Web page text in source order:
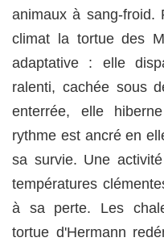
animaux à sang-froid.
climat la tortue des
adaptative : elle
ralenti, cachée sous
enterrée, elle
rythme est ancré en
sa survie. Une
températures
à sa perte. Les
tortue d'Hermann